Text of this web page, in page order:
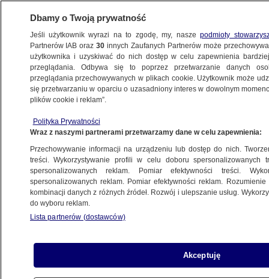
BIZNES
Z KRAJU
13.02.2009, 17:04Aktualizacja:12.02.2009, 21:04
Udostępnij
Dbamy o Twoją prywatność
Jeśli użytkownik wyrazi na to zgodę, my, naszepodmioty
Partnerów IAB oraz30 innych Zaufanych Partnerów może
użytkownika i uzyskiwać do nich dostęp w celu zapewnienia
przeglądania. Odbywa się to poprzez przetwarzanie danych
przeglądania przechowywanych w plikach cookie. Użytkownik może
się przetwarzaniu w oparciu o uzasadniony interes w dowolnym
plików cookie i reklam”.
Polityka Prywatności
Wraz z naszymi partnerami przetwarzamy dane w celu zapewnienia:
Przechowywanie informacji na urządzeniu lub dostęp do nich.
treści. Wykorzystywanie profili w celu doboru spersonalizowanych
spersonalizowanych reklam. Pomiar efektywności treści.
spersonalizowanych reklam. Pomiar efektywności reklam.
kombinacji danych z różnych źródeł. Rozwój i ulepszanie usług.
do wyboru reklam.
Lista partnerów (dostawców)
Akceptuję